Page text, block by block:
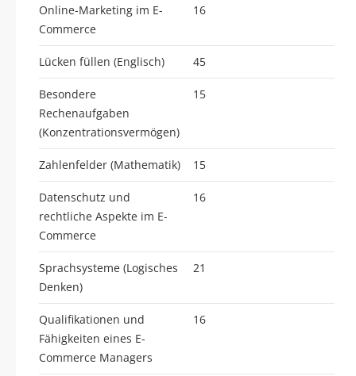
Online-Marketing im E-
Commerce
16
Lücken füllen (Englisch) 45
Besondere
Rechenaufgaben
(Konzentrationsvermögen)
15
Zahlenfelder (Mathematik) 15
Datenschutz und
rechtliche Aspekte im E-
Commerce
16
Sprachsysteme (Logisches
Denken)
21
Qualifikationen und
Fähigkeiten eines E-
Commerce Managers
16